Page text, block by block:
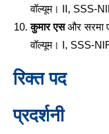
वॉल्यूम। II, SSS-
कुमार एसऔर सरमा
वॉल्यूम। I, SSS-
रिक्त पद
प्रदर्शनी